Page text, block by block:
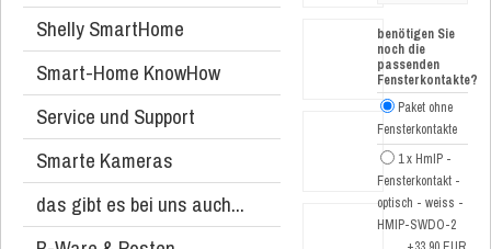
Shelly SmartHome
Smart-Home KnowHow
Service und Support
Smarte Kameras
das gibt es bei uns auch...
benötigen Sie
noch die
passenden
Fensterkontakte?
Paket ohne
Fensterkontakte
1 x HmIP -
Fensterkontakt -
optisch - weiss -
HMIP-SWDO-2